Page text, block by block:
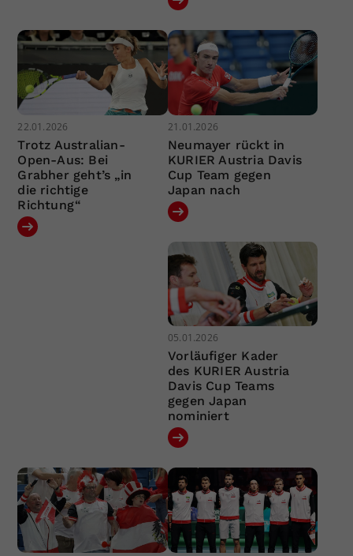
22.01.2026
Trotz Australian-
Open-Aus: Bei
Grabher geht’s „in
die richtige
Richtung“
21.01.2026
Neumayer rückt in
KURIER Austria Davis
Cup Team gegen
Japan nach
05.01.2026
Vorläufiger Kader
des KURIER Austria
Davis Cup Teams
gegen Japan
nominiert